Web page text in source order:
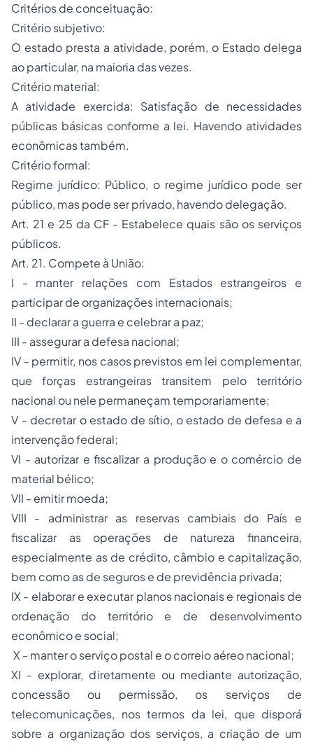
Critérios de conceituação:
Critério subjetivo:
O estado presta a atividade, porém, o Estado delega
ao particular, na maioria das vezes.
Critério material:
A atividade exercida: Satisfação de necessidades
públicas básicas conforme a lei. Havendo atividades
econômicas também.
Critério formal:
Regime jurídico: Público, o regime jurídico pode ser
público, mas pode ser privado, havendo delegação.
Art. 21 e 25 da CF - Estabelece quais são os serviços
públicos.
Art. 21. Compete à União:
I - manter relações com Estados estrangeiros e
participar de organizações internacionais;
II - declarar a guerra e celebrar a paz;
III - assegurar a defesa nacional;
IV - permitir, nos casos previstos em lei complementar,
que forças estrangeiras transitem pelo território
nacional ou nele permaneçam temporariamente;
V - decretar o estado de sítio, o estado de defesa e a
intervenção federal;
VI - autorizar e fiscalizar a produção e o comércio de
material bélico;
VII - emitir moeda;
VIII - administrar as reservas cambiais do País e
fiscalizar as operações de natureza financeira,
especialmente as de crédito, câmbio e capitalização,
bem como as de seguros e de previdência privada;
IX - elaborar e executar planos nacionais e regionais de
ordenação do território e de desenvolvimento
econômico e social;
X - manter o serviço postal e o correio aéreo nacional;
XI - explorar, diretamente ou mediante autorização,
concessão ou permissão, os serviços de
telecomunicações, nos termos da lei, que disporá
sobre a organização dos serviços, a criação de um